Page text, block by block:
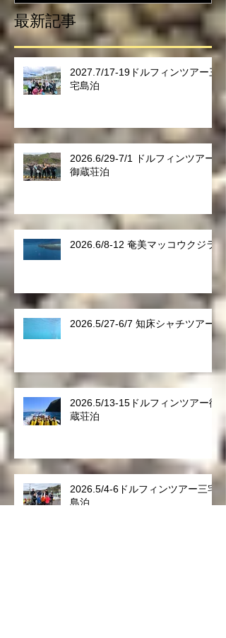
最新記事
2027.7/17-19ドルフィンツアー三
宅島泊
2026.6/29-7/1 ドルフィンツアー
御蔵荘泊
2026.6/8-12 奄美マッコウクジラ
2026.5/27-6/7 知床シャチツアー
2026.5/13-15ドルフィンツアー御
蔵荘泊
2026.5/4-6ドルフィンツアー三宅
島泊